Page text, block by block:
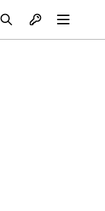
Otvori profil